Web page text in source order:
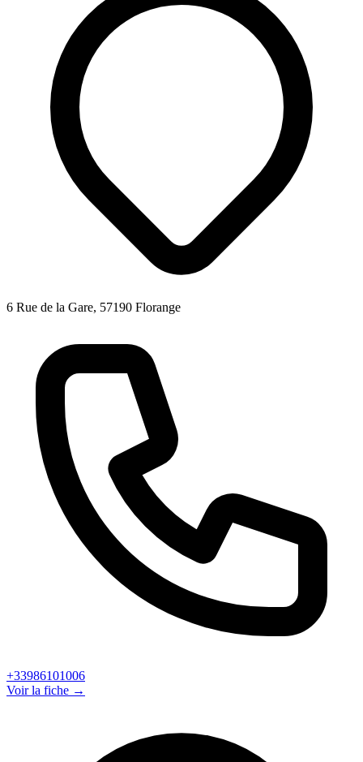
6 Rue de la Gare, 57190 Florange
+33986101006
Voir la fiche →